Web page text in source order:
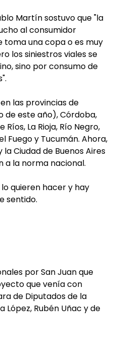
Martín sostuvo que "la
al consumidor
toma una copa o es muy
los siniestros viales se
sino por consumo de
las provincias de
de este año), Córdoba,
La Rioja, Río Negro,
Fuego y Tucumán. Ahora,
Ciudad de Buenos Aires
a la norma nacional.
lo quieren hacer y hay
sentido.
por San Juan que
que venía con
de Diputados de la
López, Rubén Uñac y de